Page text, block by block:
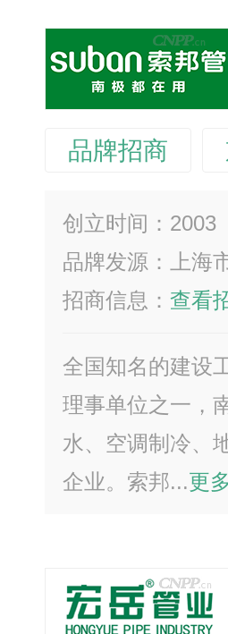
品牌招商
创立时间：2003
品牌发源：上海
招商信息： 查看
全国知名的建设
理事单位之一，
水、空调制冷、
企业。索邦...更